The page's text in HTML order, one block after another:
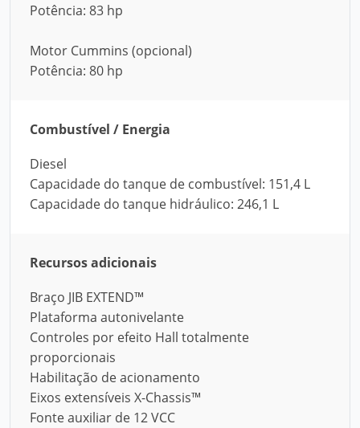
Potência: 83 hp
Motor Cummins (opcional)
Potência: 80 hp
Combustível / Energia
Diesel
Capacidade do tanque de combustível: 151,4 L
Capacidade do tanque hidráulico: 246,1 L
Recursos adicionais
Braço JIB EXTEND™
Plataforma autonivelante
Controles por efeito Hall totalmente
proporcionais
Habilitação de acionamento
Eixos extensíveis X-Chassis™
Fonte auxiliar de 12 VCC